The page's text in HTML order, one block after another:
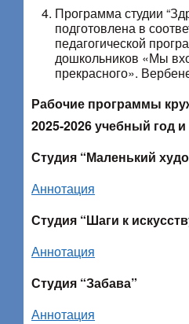
Программа студии
подготовлена в
педагогической
дошкольников «Мы
прекрасного».
Рабочие программы
2025-2026 учебный год
Студия “Маленький
Аннотация
Студия “Шаги к
Аннотация
Студия “Забава”
Аннотация